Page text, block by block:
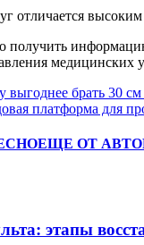
отличается
получить
брать 30
платформа для
ЕЩЕ ОТ
этапы